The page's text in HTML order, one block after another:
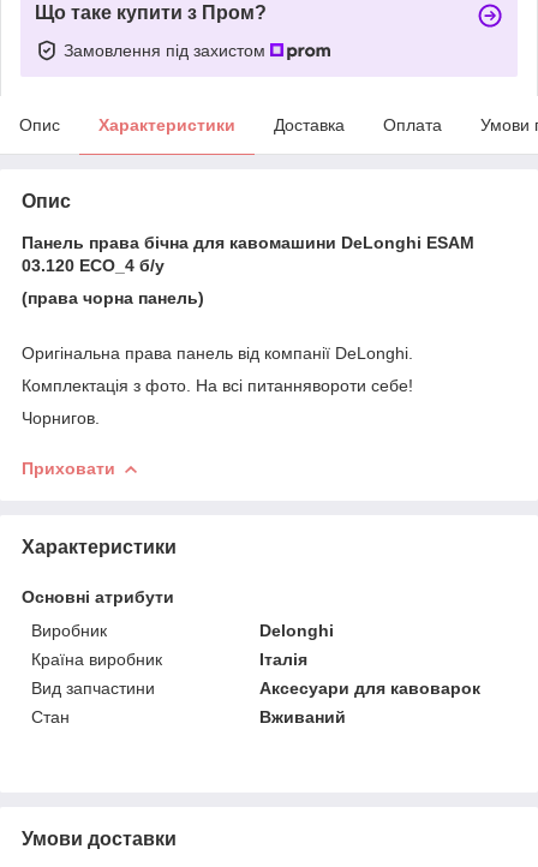
Що таке купити з Пром?
Замовлення під захистом
Опис Характеристики Доставка Оплата Умови
Опис
Панель права бічна для кавомашини DeLonghi ESAM
03.120 ECO_4 б/у
(права чорна панель)
Оригінальна права панель від компанії DeLonghi.
Комплектація з фото. На всі питаннявороти себе!
Чорнигов.
Приховати
Характеристики
Основні атрибути
Виробник
Delonghi
Країна виробник
Італія
Вид запчастини
Аксесуари для кавоварок
Стан
Вживаний
Умови доставки